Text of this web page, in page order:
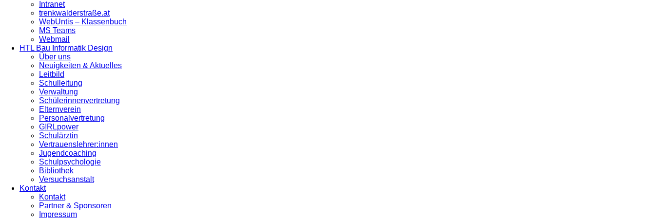
Intranet
trenkwalderstraße.at
WebUntis – Klassenbuch
MS Teams
Webmail
HTL Bau Informatik Design
Über uns
Neuigkeiten & Aktuelles
Leitbild
Schulleitung
Verwaltung
Schülerinnenvertretung
Elternverein
Personalvertretung
G!RLpower
Schulärztin
Vertrauenslehrer:innen
Jugendcoaching
Schulpsychologie
Bibliothek
Versuchsanstalt
Kontakt
Kontakt
Partner & Sponsoren
Impressum